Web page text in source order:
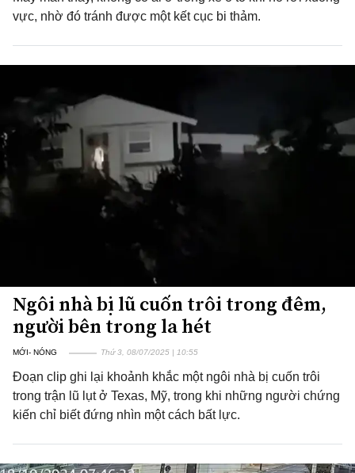
vực, nhờ đó tránh được một kết cục bi thảm.
Ngôi nhà bị lũ cuốn trôi trong đêm,
người bên trong la hét
MỚI- NÓNG Thứ 3, 08/07/2025 | 10:55
Đoạn clip ghi lại khoảnh khắc một ngôi nhà bị cuốn trôi
trong trận lũ lụt ở Texas, Mỹ, trong khi những người chứng
kiến chỉ biết đứng nhìn một cách bất lực.